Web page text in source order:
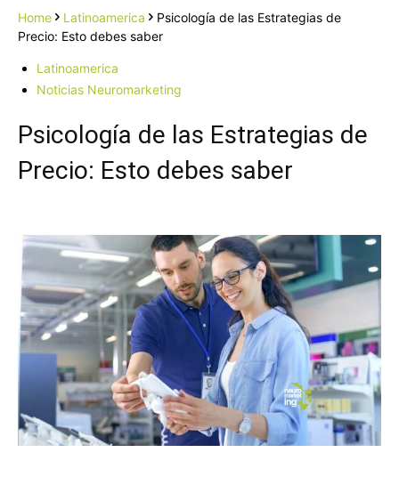
Home Latinoamerica
Psicología de las Estrategias de
Precio: Esto debes saber
Latinoamerica
Noticias Neuromarketing
Psicología de las Estrategias de
Precio: Esto debes saber